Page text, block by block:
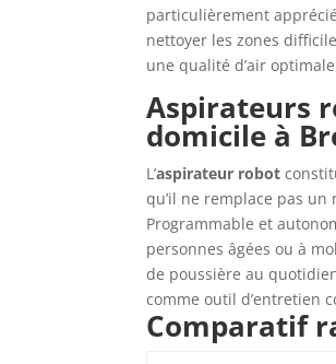
particulièrement
nettoyer les zones
une qualité d’air
Aspirateurs
domicile à
L’aspirateur robot
qu’il ne remplace pas
Programmable et
personnes âgées ou à
de poussière au
comme outil d’entretien
Comparatif